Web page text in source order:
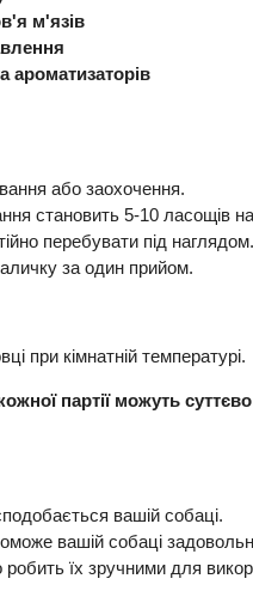
м'язів
ароматизаторів
або заохочення.
становить 5-10 ласощів на
перебувати під
за один прийом.
при кімнатній температурі.
партії можуть
вашій собаці.
вашій собаці
їх зручними для